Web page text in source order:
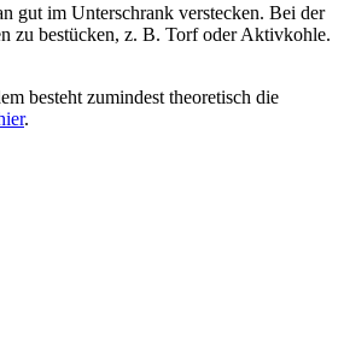
gut im Unterschrank verstecken. Bei der
zu bestücken, z. B. Torf oder Aktivkohle.
besteht zumindest theoretisch die
.